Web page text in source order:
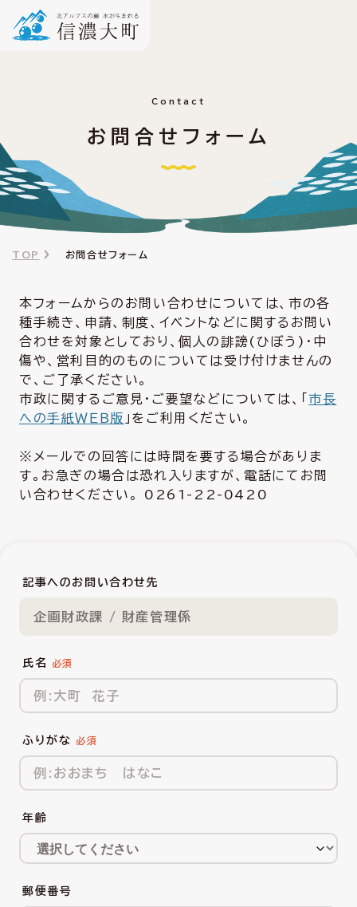
Contact
お問合せフォーム
TOP お問合せフォーム
本フォームからのお問い合わせについては、市の各
種手続き、申請、制度、イベントなどに関するお問い
合わせを対象としており、個人の誹謗(ひぼう)・中
傷や、営利目的のものについては受け付けませんの
で、ご了承ください。
市政に関するご意見・ご要望などについては、「市長
への手紙ＷＥＢ版 」をご利用ください。
※メールでの回答には時間を要する場合がありま
す。お急ぎの場合は恐れ入りますが、電話にてお問
い合わせください。 0261-22-0420
記事へのお問い合わせ先
企画財政課 / 財産管理係
氏名
ふりがな
年齢
郵便番号